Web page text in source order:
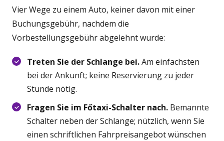
Vier Wege zu einem Auto, keiner davon mit einer
Buchungsgebühr, nachdem die
Vorbestellungsgebühr abgelehnt wurde:
Treten Sie der Schlange bei.Am einfachsten
bei der Ankunft; keine Reservierung zu jeder
Stunde nötig.
Fragen Sie im Főtaxi-Schalter nach. Bemannte
Schalter neben der Schlange; nützlich, wenn Sie
einen schriftlichen Fahrpreisangebot wünschen